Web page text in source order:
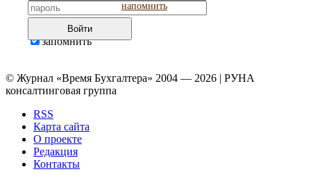
напомнить
Войти
запомнить
© Журнал «Время Бухгалтера» 2004 — 2026 | РУНА
консалтинговая группа
RSS
Карта сайта
О проекте
Редакция
Контакты